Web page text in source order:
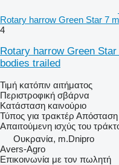
Rotary harrow Green Star 7
4
Rotary harrow Green
bodies trailed
Τιμή κατόπιν αιτήματος
Περιστροφική σβάρνα
Κατάσταση καινούριο
Τύπος για τρακτέρ
Απαιτούμενη ισχύς του
Ουκρανία, m.Dnipro
Avers-Agro
Επικοινωνία με τον πωλητή